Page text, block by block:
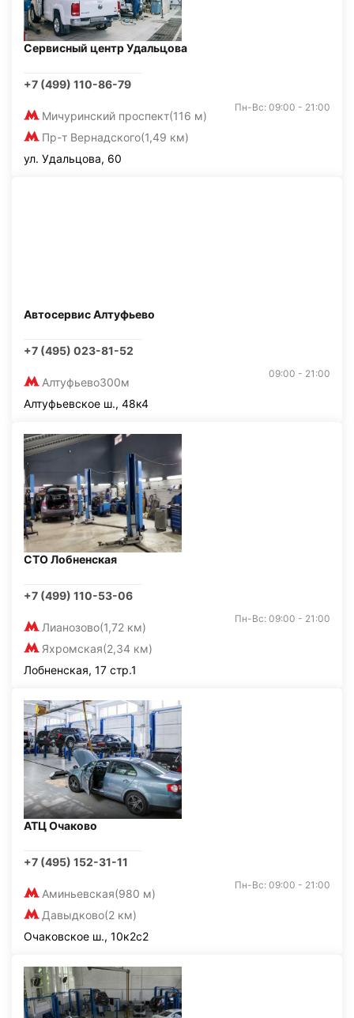
Сервисный центр Удальцова
+7 (499) 110-86-79
Мичуринский проспект(116 м)
Пр-т Вернадского(1,49 км)
Пн-Вс: 09:00 - 21:00
ул. Удальцова, 60
Автосервис Алтуфьево
+7 (495) 023-81-52
Алтуфьево300м
09:00 - 21:00
Алтуфьевское ш., 48к4
СТО Лобненская
+7 (499) 110-53-06
Лианозово(1,72 км)
Яхромская(2,34 км)
Пн-Вс: 09:00 - 21:00
Лобненская, 17 стр.1
АТЦ Очаково
+7 (495) 152-31-11
Аминьевская(980 м)
Давыдково(2 км)
Пн-Вс: 09:00 - 21:00
Очаковское ш., 10к2с2